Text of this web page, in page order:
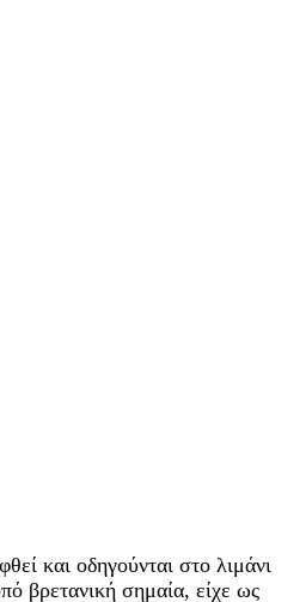
και οδηγούνται στο λιμάνι
βρετανική σημαία, είχε ως